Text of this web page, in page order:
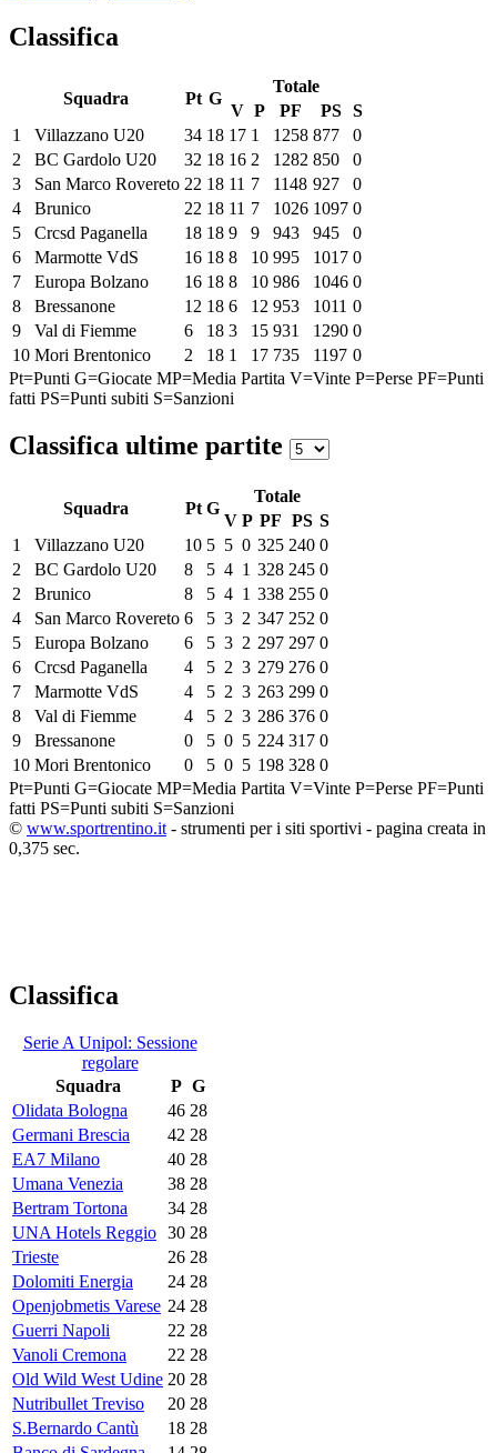
Classifica
Squadra Pt G
Totale
V P PF PS
S
1
Villazzano U20 34 18 17 1 1258 877
0
2
BC Gardolo U20 32 18 16 2 1282 850
0
3
San Marco Rovereto 22 18 11 7 1148 927
0
4
Brunico 22 18 11 7 1026 1097 0
5
Crcsd Paganella 18 18 9 9 943 945
0
6
Marmotte VdS 16 18 8 10 995 1017 0
7
Europa Bolzano 16 18 8 10 986 1046 0
8
Bressanone 12 18 6 12 953 1011 0
9
Val di Fiemme 6 18 3 15 931 1290 0
10 Mori Brentonico 2 18 1 17 735 1197 0
Pt=Punti G=Giocate MP=Media Partita V=Vinte P=Perse PF=Punti
fatti PS=Punti subiti S=Sanzioni
Classifica ultime partite
Squadra Pt G
Totale
V P PF PS S
1
Villazzano U20 10 5 5 0 325 240 0
2
BC Gardolo U20 8 5 4 1 328 245 0
2
Brunico 8 5 4 1 338 255 0
4
San Marco Rovereto 6 5 3 2 347 252 0
5
Europa Bolzano 6 5 3 2 297 297 0
6
Crcsd Paganella 4 5 2 3 279 276 0
7
Marmotte VdS 4 5 2 3 263 299 0
8
Val di Fiemme 4 5 2 3 286 376 0
9
Bressanone 0 5 0 5 224 317 0
10 Mori Brentonico 0 5 0 5 198 328 0
Pt=Punti G=Giocate MP=Media Partita V=Vinte P=Perse PF=Punti
fatti PS=Punti subiti S=Sanzioni
© www.sportrentino.it - strumenti per i siti sportivi - pagina creata in
0,375 sec.
Classifica
Serie A Unipol: Sessione
regolare
Squadra
P G
Olidata Bologna
46 28
Germani Brescia
42 28
EA7 Milano
40 28
Umana Venezia
38 28
Bertram Tortona
34 28
UNA Hotels Reggio 30 28
Trieste
26 28
Dolomiti Energia
24 28
Openjobmetis Varese 24 28
Guerri Napoli
22 28
Vanoli Cremona
22 28
Old Wild West Udine 20 28
Nutribullet Treviso
20 28
S.Bernardo Cantù
18 28